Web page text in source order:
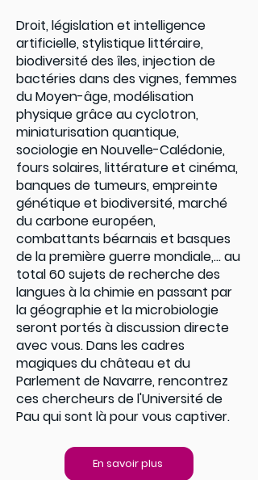
Droit, législation et intelligence
artificielle, stylistique littéraire,
biodiversité des îles, injection de
bactéries dans des vignes, femmes
du Moyen-âge, modélisation
physique grâce au cyclotron,
miniaturisation quantique,
sociologie en Nouvelle-Calédonie,
fours solaires, littérature et cinéma,
banques de tumeurs, empreinte
génétique et biodiversité, marché
du carbone européen,
combattants béarnais et basques
de la première guerre mondiale,... au
total 60 sujets de recherche des
langues à la chimie en passant par
la géographie et la microbiologie
seront portés à discussion directe
avec vous. Dans les cadres
magiques du château et du
Parlement de Navarre, rencontrez
ces chercheurs de l'Université de
Pau qui sont là pour vous captiver.
En savoir plus